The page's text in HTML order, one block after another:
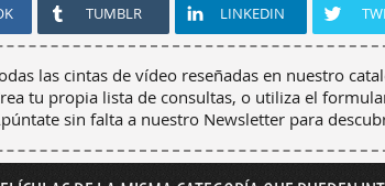
TUMBLR LINKEDIN
las cintas de vídeo reseñadas en nuestro
tu propia lista de consultas, o utiliza el
sin falta a nuestro Newsletter para